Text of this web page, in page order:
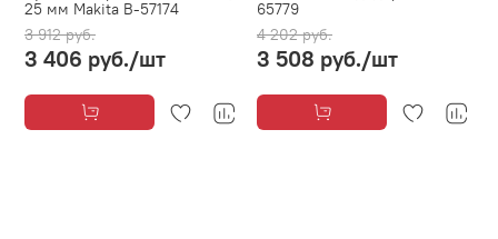
25 мм Makita B-57174
3 912 руб.
3 406 руб./шт
65779
4 202 руб.
3 508 руб./шт